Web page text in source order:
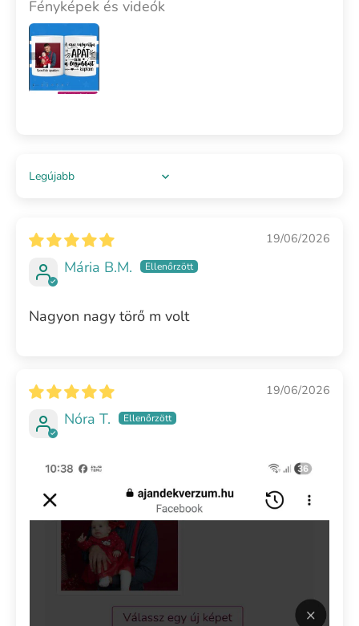
Fényképek és videók
Sort by
19/06/2026
Mária B.M.
Nagyon nagy törő m volt
19/06/2026
Nóra T.